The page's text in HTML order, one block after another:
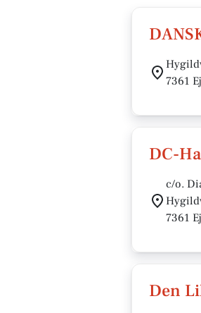
7361
DC-
c/o.
7361
Den